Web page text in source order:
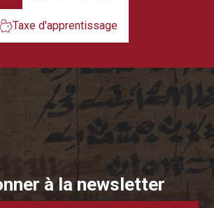
Taxe d'apprentissage
à la newsletter